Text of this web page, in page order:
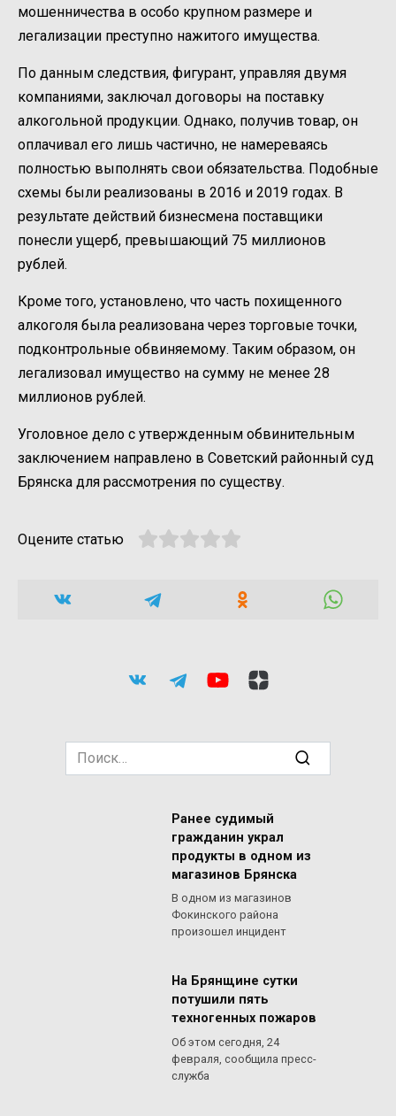
мошенничества в особо крупном размере и
легализации преступно нажитого имущества.
По данным следствия, фигурант, управляя двумя
компаниями, заключал договоры на поставку
алкогольной продукции. Однако, получив товар, он
оплачивал его лишь частично, не намереваясь
полностью выполнять свои обязательства. Подобные
схемы были реализованы в 2016 и 2019 годах. В
результате действий бизнесмена поставщики
понесли ущерб, превышающий 75 миллионов
рублей.
Кроме того, установлено, что часть похищенного
алкоголя была реализована через торговые точки,
подконтрольные обвиняемому. Таким образом, он
легализовал имущество на сумму не менее 28
миллионов рублей.
Уголовное дело с утвержденным обвинительным
заключением направлено в Советский районный суд
Брянска для рассмотрения по существу.
Оцените статью
Search
for:
Ранее судимый
гражданин украл
продукты в одном из
магазинов Брянска
В одном из магазинов
Фокинского района
произошел инцидент
На Брянщине сутки
потушили пять
техногенных пожаров
Об этом сегодня, 24
февраля, сообщила пресс-
служба